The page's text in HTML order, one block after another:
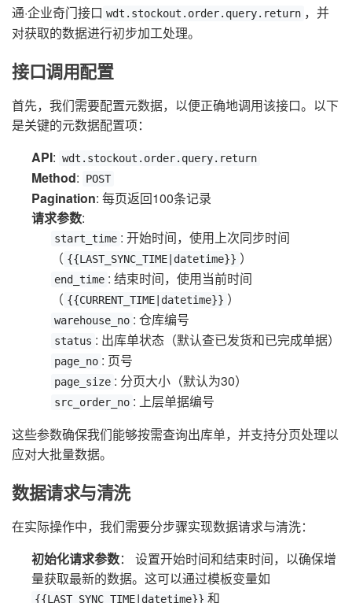
通·企业奇门接口 wdt.stockout.order.query.return ，并
对获取的数据进行初步加工处理。
接口调用配置
首先，我们需要配置元数据，以便正确地调用该接口。以下
是关键的元数据配置项：
API: wdt.stockout.order.query.return
Method: POST
Pagination: 每页返回100条记录
请求参数:
start_time : 开始时间，使用上次同步时间
（ {{LAST_SYNC_TIME|datetime}} ）
end_time : 结束时间，使用当前时间
（ {{CURRENT_TIME|datetime}} ）
warehouse_no : 仓库编号
status : 出库单状态（默认查已发货和已完成单据）
page_no : 页号
page_size : 分页大小（默认为30）
src_order_no : 上层单据编号
这些参数确保我们能够按需查询出库单，并支持分页处理以
应对大批量数据。
数据请求与清洗
在实际操作中，我们需要分步骤实现数据请求与清洗：
初始化请求参数： 设置开始时间和结束时间，以确保增
量获取最新的数据。这可以通过模板变量如
{{LAST_SYNC_TIME|datetime}} 和